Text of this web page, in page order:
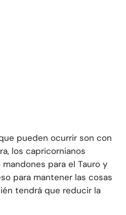
pueden ocurrir son con
los capricornianos
para el Tauro y
para mantener las cosas
tendrá que reducir la